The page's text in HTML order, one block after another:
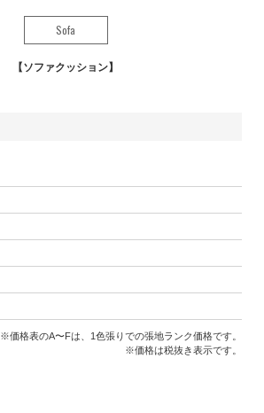
Sofa
ソファクッション
※価格表のA〜Fは、1色張りでの張地ランク価格です。
※価格は税抜き表示です。